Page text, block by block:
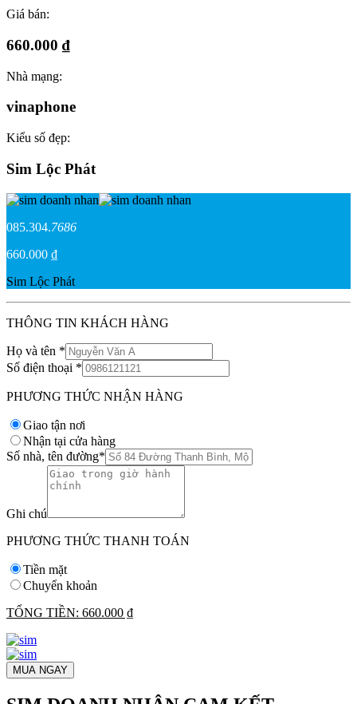
Giá bán:
660.000 ₫
Nhà mạng:
vinaphone
Kiểu số đẹp:
Sim Lộc Phát
085.304.7686
660.000 ₫
Sim Lộc Phát
THÔNG TIN KHÁCH HÀNG
Họ và tên *
Số điện thoại *
PHƯƠNG THỨC NHẬN HÀNG
Giao tận nơi
Nhận tại cửa hàng
Số nhà, tên đường*
Ghi chú
PHƯƠNG THỨC THANH TOÁN
Tiền mặt
Chuyển khoản
TỔNG TIỀN: 660.000 ₫
MUA NGAY